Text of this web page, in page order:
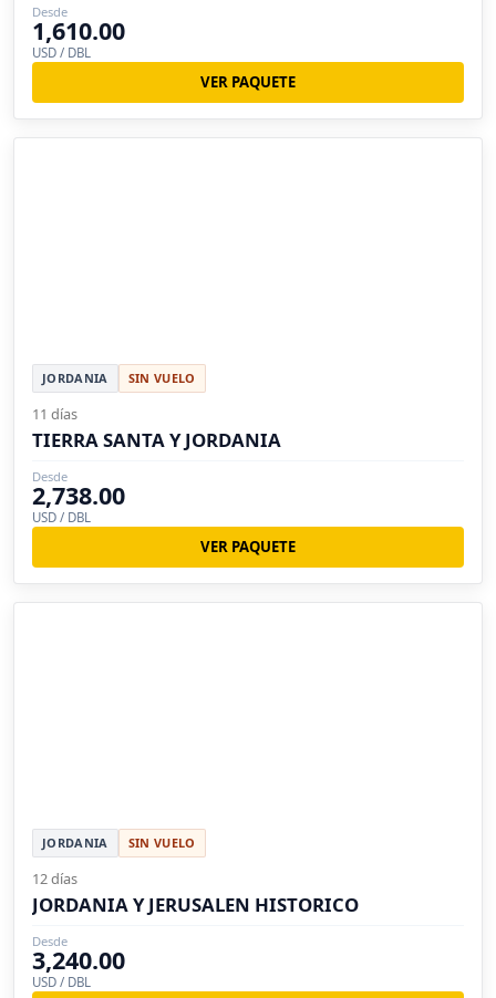
Desde
1,610.00
USD / DBL
VER PAQUETE
JORDANIA SIN VUELO
11 días
TIERRA SANTA Y JORDANIA
Desde
2,738.00
USD / DBL
VER PAQUETE
JORDANIA SIN VUELO
12 días
JORDANIA Y JERUSALEN HISTORICO
Desde
3,240.00
USD / DBL